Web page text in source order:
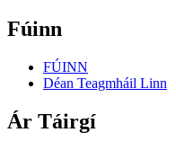
Fúinn
FÚINN
Déan Teagmháil Linn
Ár Táirgí